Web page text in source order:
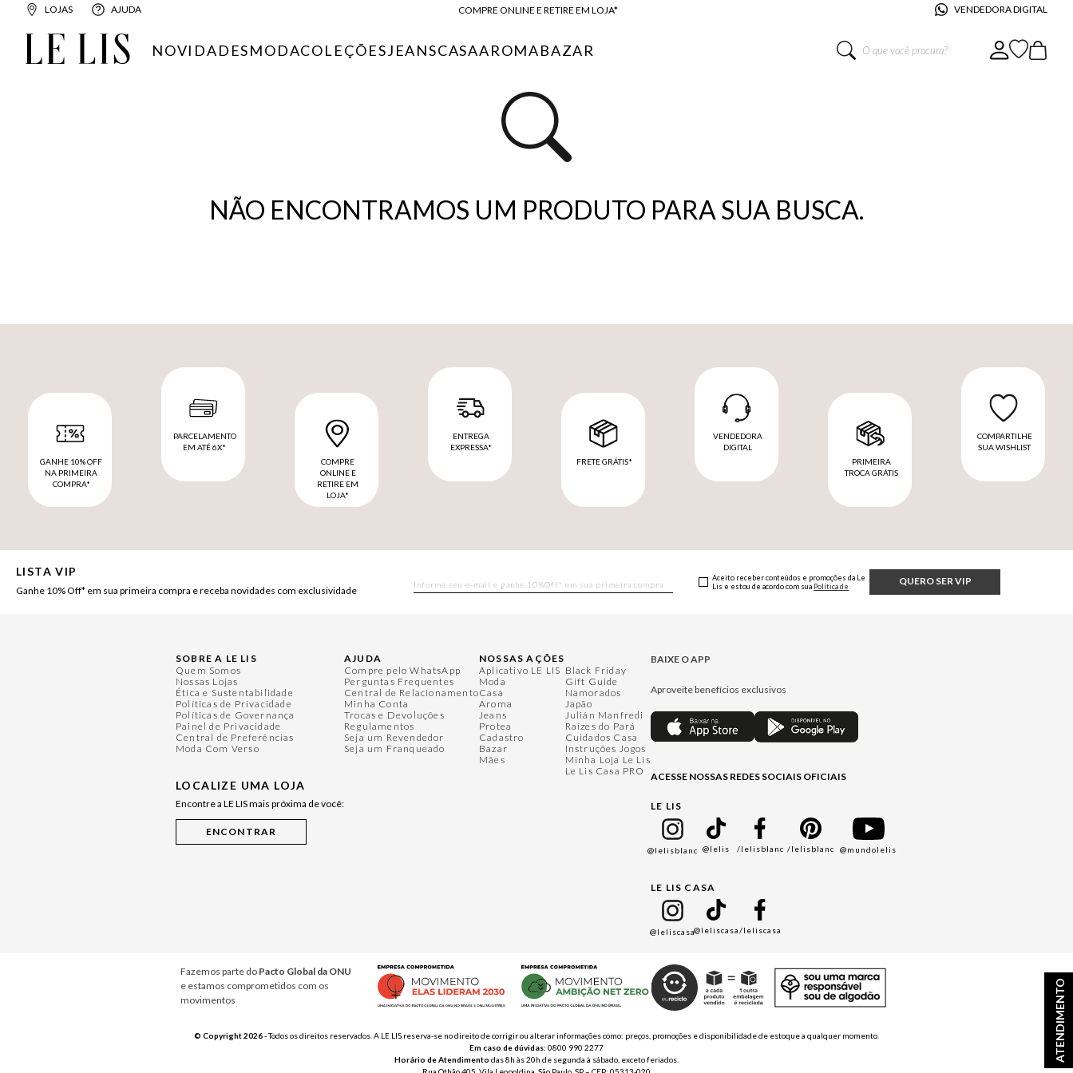
LOJAS AJUDA
COMPRE ONLINE E RETIRE EM LOJA*
FRETE GRÁTIS*
10% OFF NA PRIMEIRA COMPRA*
VENDEDORA DIGITAL
ATENDIMENTO
NOVIDADESMODACOLEÇÕESJEANSCASAAROMABAZAR
O que você procura?
NÃO ENCONTRAMOS UM PRODUTO PARA SUA BUSCA.
GANHE 10% OFF
NA PRIMEIRA
COMPRA*
PARCELAMENTO
EM ATÉ 6X*
COMPRE
ONLINE E
RETIRE EM
LOJA*
ENTREGA
EXPRESSA*
FRETE GRÁTIS*
VENDEDORA
DIGITAL
PRIMEIRA
TROCA GRÁTIS
COMPARTILHE
SUA WISHLIST
LISTA VIP
Ganhe 10% Off* em sua primeira compra e receba novidades com exclusividade
QUERO SER VIP
Aceito receber conteúdos e promoções da Le
Lis e estou de acordo com sua Política de
SOBRE A LE LIS
Quem Somos
Nossas Lojas
Ética e Sustentabilidade
Políticas de Privacidade
Políticas de Governança
Painel de Privacidade
Central de Preferências
Moda Com Verso
LOCALIZE UMA LOJA
Encontre a LE LIS mais próxima de você:
AJUDA
Compre pelo WhatsApp
Perguntas Frequentes
Central de Relacionamento
Minha Conta
Trocas e Devoluções
Regulamentos
Seja um Revendedor
Seja um Franqueado
NOSSAS AÇÕES
Aplicativo LE LIS
Moda
Casa
Aroma
Jeans
Protea
Cadastro
Bazar
Mães
Black Friday
Gift Guide
Namorados
Japão
Julián Manfredi
Raízes do Pará
Cuidados Casa
Instruções Jogos
Minha Loja Le Lis
Le Lis Casa PRO
BAIXE O APP
Aproveite benefícios exclusivos
ACESSE NOSSAS REDES SOCIAIS OFICIAIS
LE LIS
@lelisblanc @lelis /lelisblanc /lelisblanc @mundolelis
LE LIS CASA
@leliscasa@leliscasa/leliscasa
Fazemos parte do Pacto Global da ONU
e estamos comprometidos com os
movimentos
© Copyright 2026- Todos os direitos reservados. A LE LIS reserva-se no direito de corrigir ou alterar informações como: preços, promoções e disponibilidade de estoque a qualquer momento.
Em caso de dúvidas: 0800 990 2277
Horário de Atendimento das 8h às 20h de segunda à sábado, exceto feriados.